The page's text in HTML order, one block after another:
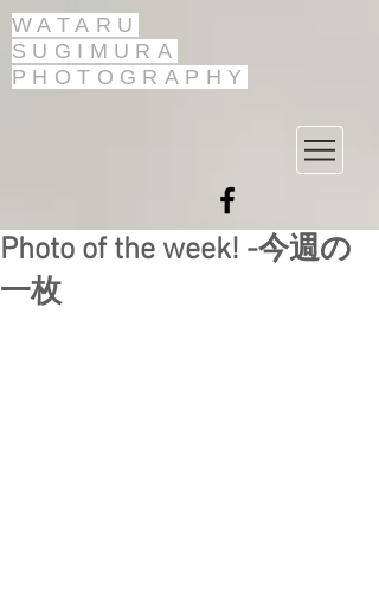
WATARU
SUGIMURA
PHOTOGRAPHY
Photo of the week! -今週の
一枚